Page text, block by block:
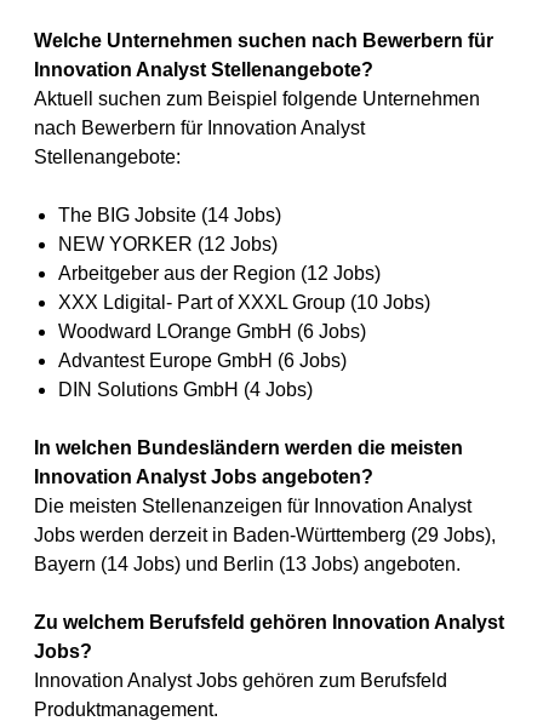
Welche Unternehmen suchen nach Bewerbern für
Innovation Analyst Stellenangebote?
Aktuell suchen zum Beispiel folgende Unternehmen
nach Bewerbern für Innovation Analyst
Stellenangebote:
The BIG Jobsite (14 Jobs)
NEW YORKER (12 Jobs)
Arbeitgeber aus der Region (12 Jobs)
XXX Ldigital- Part of XXXL Group (10 Jobs)
Woodward LOrange GmbH (6 Jobs)
Advantest Europe GmbH (6 Jobs)
DIN Solutions GmbH (4 Jobs)
In welchen Bundesländern werden die meisten
Innovation Analyst Jobs angeboten?
Die meisten Stellenanzeigen für Innovation Analyst
Jobs werden derzeit in Baden-Württemberg (29 Jobs),
Bayern (14 Jobs) und Berlin (13 Jobs) angeboten.
Zu welchem Berufsfeld gehören Innovation Analyst
Jobs?
Innovation Analyst Jobs gehören zum Berufsfeld
Produktmanagement.